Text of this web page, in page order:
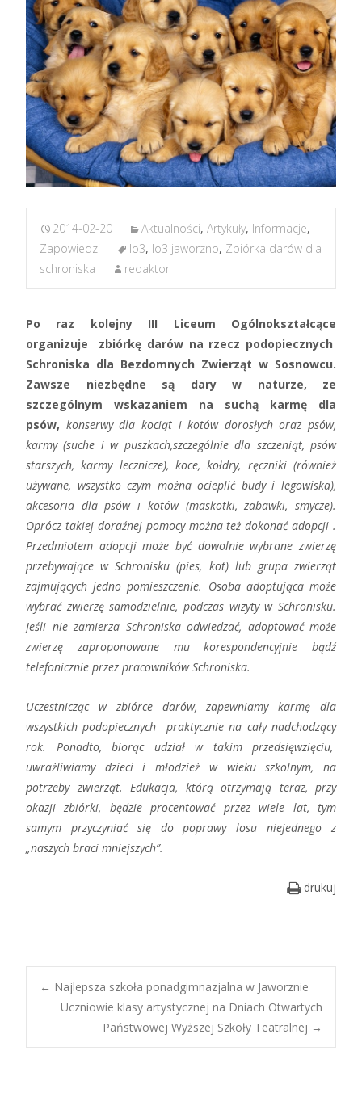
2014-02-20 Aktualności, Artykuły, Informacje,
Zapowiedzi
lo3, lo3 jaworzno, Zbiórka darów dla
schroniska
redaktor
Po raz kolejny III Liceum Ogólnokształcące
organizuje zbiórkę darów na rzecz podopiecznych
Schroniska dla Bezdomnych Zwierząt w Sosnowcu.
Zawsze niezbędne są dary w naturze, ze
szczególnym wskazaniem na suchą karmę dla
psów, konserwy dla kociąt i kotów dorosłych oraz psów,
karmy (suche i w puszkach,szczególnie dla szczeniąt, psów
starszych, karmy lecznicze), koce, kołdry, ręczniki (również
używane, wszystko czym można ocieplić budy i legowiska),
akcesoria dla psów i kotów (maskotki, zabawki, smycze).
Oprócz takiej doraźnej pomocy można też dokonać adopcji .
Przedmiotem adopcji może być dowolnie wybrane zwierzę
przebywające w Schronisku (pies, kot) lub grupa zwierząt
zajmujących jedno pomieszczenie. Osoba adoptująca może
wybrać zwierzę samodzielnie, podczas wizyty w Schronisku.
Jeśli nie zamierza Schroniska odwiedzać, adoptować może
zwierzę zaproponowane mu korespondencyjnie bądź
telefonicznie przez pracowników Schroniska.
Uczestnicząc w zbiórce darów, zapewniamy karmę dla
wszystkich podopiecznych praktycznie na cały nadchodzący
rok. Ponadto, biorąc udział w takim przedsięwzięciu,
uwrażliwiamy dzieci i młodzież w wieku szkolnym, na
potrzeby zwierząt. Edukacja, którą otrzymają teraz, przy
okazji zbiórki, będzie procentować przez wiele lat, tym
samym przyczyniać się do poprawy losu niejednego z
„naszych braci mniejszych”.
drukuj
Post
navigation
← Najlepsza szkoła ponadgimnazjalna w Jaworznie
Uczniowie klasy artystycznej na Dniach Otwartych
Państwowej Wyższej Szkoły Teatralnej →